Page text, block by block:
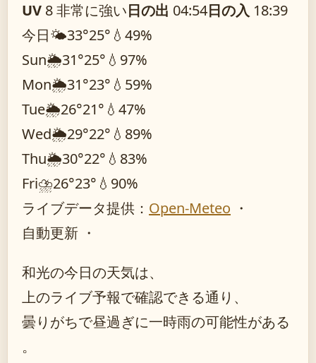
UV 8 非常に強い日の出 04:54日の入 18:39
今日🌤️33°25° 💧49%
Sun🌦️31°25° 💧97%
Mon🌦️31°23° 💧59%
Tue🌦️26°21° 💧47%
Wed🌦️29°22° 💧89%
Thu🌦️30°22° 💧83%
Fri⛈️26°23° 💧90%
ライブデータ提供： Open-Meteo ・
自動更新 ・
和光の今日の天気は、
上のライブ予報で確認できる通り、
曇りがちで昼過ぎに一時雨の可能性がある
。